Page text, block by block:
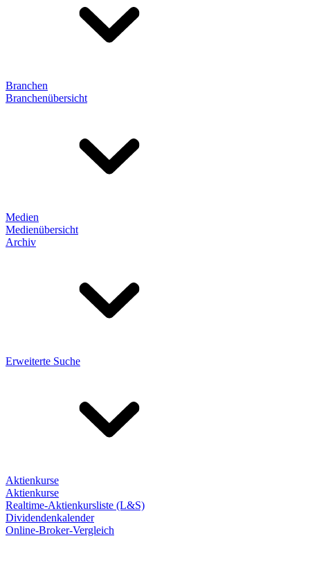
Branchen
Branchenübersicht
Medien
Medienübersicht
Archiv
Erweiterte Suche
Aktienkurse
Aktienkurse
Realtime-Aktienkursliste (L&S)
Dividendenkalender
Online-Broker-Vergleich